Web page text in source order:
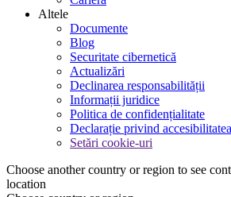
Altele
Documente
Blog
Securitate cibernetică
Actualizări
Declinarea responsabilității
Informații juridice
Politica de confidențialitate
Declarație privind accesibilitatea
Setări cookie-uri
Choose another country or region to see
location